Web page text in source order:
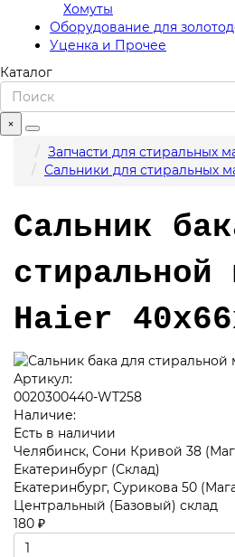
Хомуты
Оборудование для
Уценка и Прочее
Каталог
×
Запчасти для стиральных
Сальники для стиральных
Сальник
стиральной
Haier
Артикул:
0020300440-WT258
Наличие:
Есть в наличии
Челябинск, Сони Кривой 38
Екатеринбург (Склад)
Екатеринбург, Сурикова 50
Центральный (Базовый) склад
180 ₽